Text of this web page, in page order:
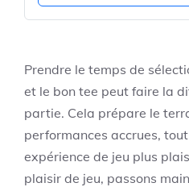
Prendre le temps de
et le bon tee peut faire la
partie. Cela prépare le
performances accrues,
expérience de jeu plus
plaisir de jeu, passons